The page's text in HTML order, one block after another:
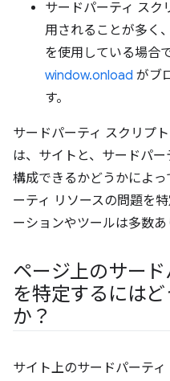
サードパーティ スク
用されることが多く
を使用している場合
window.onload がブ
す。
サードパーティ スクリプ
は、サイトと、サードパ
構成できるかどうかによ
ーティ リソースの問題を
ーションやツールは多数あ
ページ上のサー
を特定するには
か？
サイト上のサードパーテ